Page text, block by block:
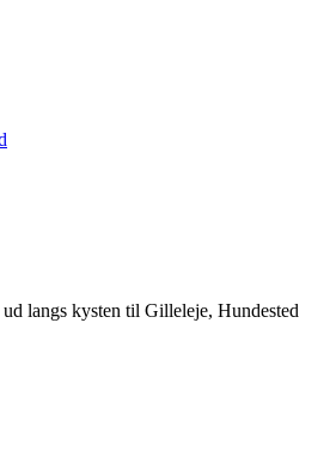
langs kysten til Gilleleje, Hundested